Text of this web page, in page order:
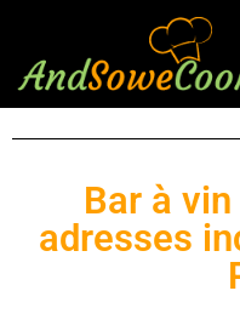
Bar à
adresses